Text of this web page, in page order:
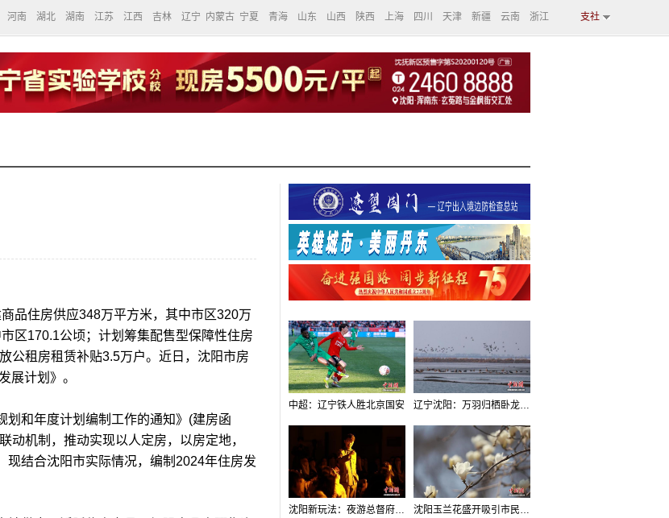
河南 湖北 湖南 江苏 江西 吉林 辽宁 内蒙古 宁夏 青海 山东 山西 陕西 上海 四川 天津 新疆 云南 浙江 支社
住房供应348万平方米，其中市区320万
区170.1公顷；计划筹集配售型保障性住房
公租房租赁补贴3.5万户。近日，沈阳市房
展计划》。
和年度计划编制工作的通知》(建房函
动机制，推动实现以人定房，以房定地，
现结合沈阳市实际情况，编制2024年住房发
中超：辽宁铁人胜北京国安 辽宁沈阳：万羽归栖卧龙湖看群鸟齐飞
沈阳新玩法：夜游总督府，当一回“赴宴者” 沈阳玉兰花盛开吸引市民打卡